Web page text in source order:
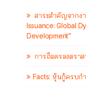
สาระสำคัญจากง
Issuance: Global
Development”
การถือครองตรา
Facts: หุ้นกู้ครบ